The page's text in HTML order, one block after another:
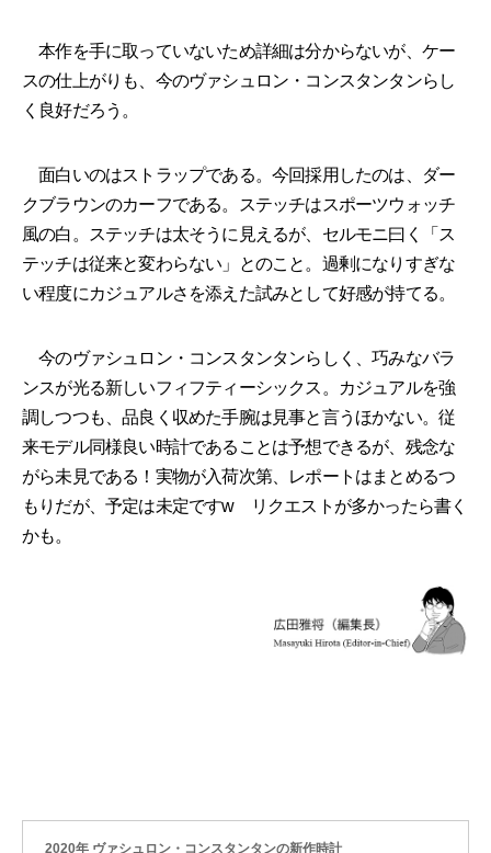
本作を手に取っていないため詳細は分からないが、ケー
スの仕上がりも、今のヴァシュロン・コンスタンタンらし
く良好だろう。
面白いのはストラップである。今回採用したのは、ダー
クブラウンのカーフである。ステッチはスポーツウォッチ
風の白。ステッチは太そうに見えるが、セルモニ曰く「ス
テッチは従来と変わらない」とのこと。過剰になりすぎな
い程度にカジュアルさを添えた試みとして好感が持てる。
今のヴァシュロン・コンスタンタンらしく、巧みなバラ
ンスが光る新しいフィフティーシックス。カジュアルを強
調しつつも、品良く収めた手腕は見事と言うほかない。従
来モデル同様良い時計であることは予想できるが、残念な
がら未見である！実物が入荷次第、レポートはまとめるつ
もりだが、予定は未定ですw リクエストが多かったら書く
かも。
2020年 ヴァシュロン・コンスタンタンの新作時計